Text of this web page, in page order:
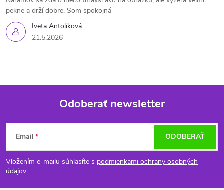
Iveta Antolíková
21.5.2026
pekne a drží dobre. Som spokojná
Z
á
p
Odoberať newsletter
Email
Vložením e-mailu súhlasíte s podmienkami ochrany osobných
údajov
ODOBERAŤ